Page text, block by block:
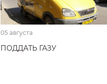
05 августа
ПОДДАТЬ ГАЗУ